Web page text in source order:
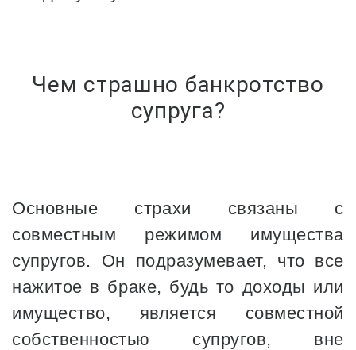
Чем страшно банкротство
супруга?
Основные страхи связаны с
совместным режимом имущества
супругов. Он подразумевает, что все
нажитое в браке, будь то доходы или
имущество, является совместной
собственностью супругов, вне